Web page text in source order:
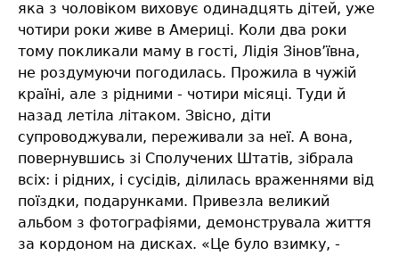
яка з чоловіком виховує одинадцять дітей, уже
чотири роки живе в Америці. Коли два роки
тому покликали маму в гості, Лідія Зінов’ївна,
не роздумуючи погодилась. Прожила в чужій
країні, але з рідними - чотири місяці. Туди й
назад летіла літаком. Звісно, діти
супроводжували, переживали за неї. А вона,
повернувшись зі Сполучених Штатів, зібрала
всіх: і рідних, і сусідів, ділилась враженнями від
поїздки, подарунками. Привезла великий
альбом з фотографіями, демонструвала життя
за кордоном на дисках. «Це було взимку, -